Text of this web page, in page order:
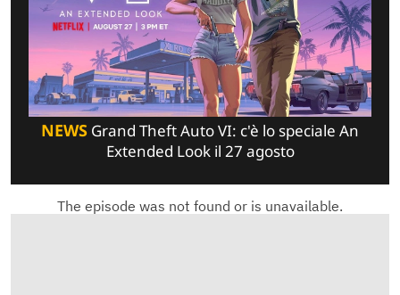
NEWS Grand Theft Auto VI: c'è lo speciale An
Extended Look il 27 agosto